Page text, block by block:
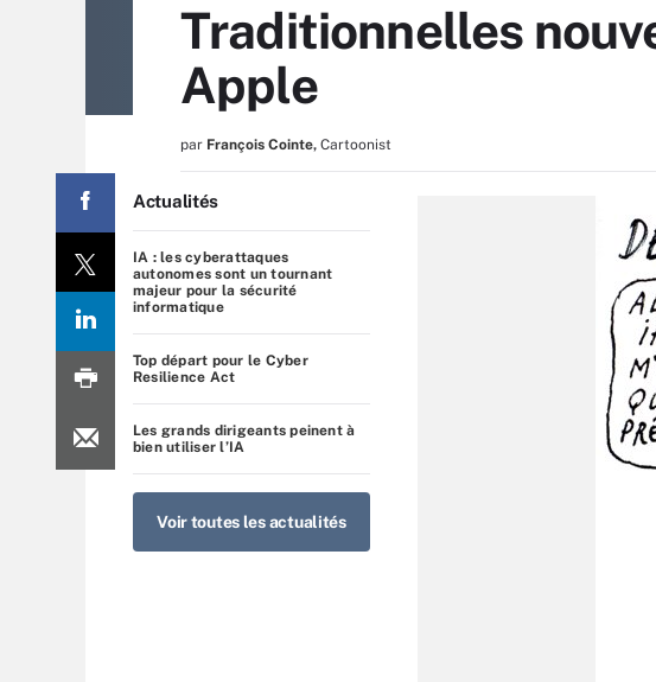
Traditionnelles
Apple
par François Cointe, Cartoonist
Actualités
IA : les cyberattaques
autonomes sont un tournant
majeur pour la sécurité
informatique
Top départ pour le Cyber
Resilience Act
Les grands dirigeants peinent à
bien utiliser l’IA
Voir toutes les actualités